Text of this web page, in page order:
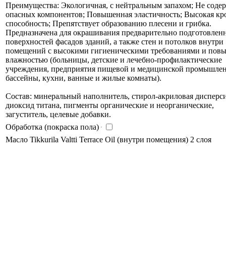
Преимущества: Экологичная, с нейтральным запахом; Не
опасных компонентов; Повышенная эластичность; Высокая
способность; Препятствует образованию плесени и грибка.
Предназначена для окрашивания предварительно
поверхностей фасадов зданий, а также стен и потолков внутри
помещений c высокими гигиеническими требованиями и
влажностью (больницы, детские и лечебно-профилактические
учреждения, предприятия пищевой и медицинской
бассейны, кухни, ванные и жилые комнаты).
Состав: минеральный наполнитель, стирол-акриловая
диоксид титана, пигменты органические и неорганические,
загуститель, целевые добавки.
Обработка (покраска пола)
Масло Tikkurila Valtti Terrace Oil (внутри помещения) 2 слоя